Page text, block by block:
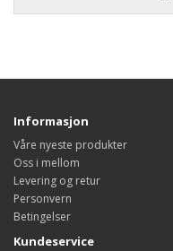
Informasjon
Våre nyeste produkter
Oss i mellom
Levering og retur
Personvern
Betingelser
Kundeservice